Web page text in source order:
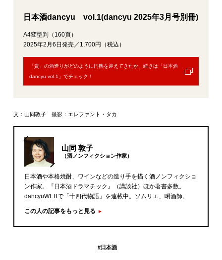
日本酒dancyu vol.1(dancyu 2025年3月号別冊)
A4変型判（160頁）
2025年2月6日発売／1,700円（税込）
「貴」の酒造りがどのように円熟を迎えてきたか、続きは「日本酒
dancyu vol.1」でチェック！
文：山同敦子 撮影：エレファント・タカ
山同 敦子
（酒ノンフィクション作家）
日本酒や本格焼酎、ワインなどの造り手を描く酒ノンフィクショ
ン作家。『日本酒ドラマチック』（講談社）ほか著書多数。
dancyuWEBで「十四代物語」を連載中。ソムリエ、唎酒師。
この人の記事をもっと見る
#日本酒